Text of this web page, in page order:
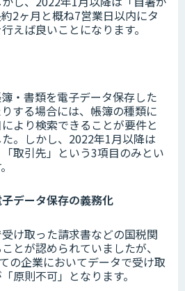
2ヶ月と概ね7営業日以内にタ
えば良いことになります。
・書類を電子データ保存した
する場合には、帳簿の種類に
より検索できることが要件と
。しかし、2022年1月以降は
「取引先」という3項目のみとい
データ保存の義務化
け取った請求書などの国税関
とが認められていましたが、
の企業においてデータで受け取
原則不可」となります。